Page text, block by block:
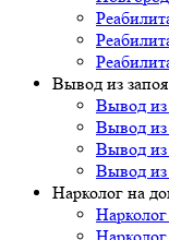
Вывод из
Вывод
Вывод из
Вывод из
Вывод из
Нарколог на